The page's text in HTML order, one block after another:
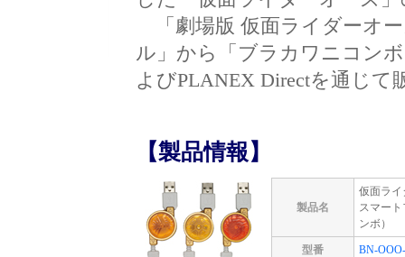
「劇場版 仮面ライダーオ
ル」から「ブラカワニコン
よびPLANEX Directを通じて
【製品情報】
製品名
仮面ライ
スマー
ンボ）
型番 BN-